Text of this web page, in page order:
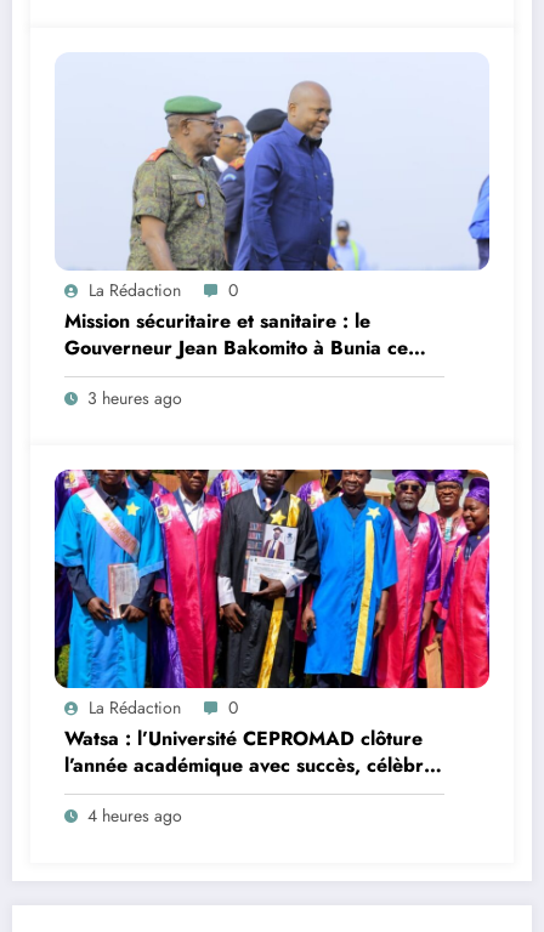
La Rédaction 0
Mission sécuritaire et sanitaire : le
Gouverneur Jean Bakomito à Bunia ce
vendredi
3 heures ago
La Rédaction 0
Watsa : l’Université CEPROMAD clôture
l’année académique avec succès, célèbre
la collation des grades et remet des
diplômes homologués
4 heures ago